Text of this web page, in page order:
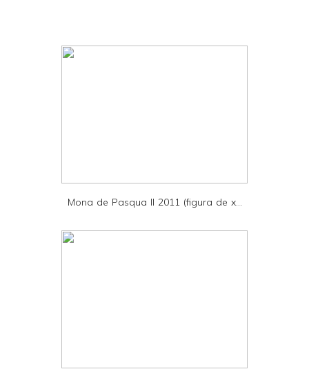
n
d
Mona de Pasqua II 2011 (figura de x...